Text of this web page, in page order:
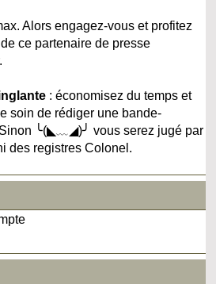
Alors engagez-vous et profitez
ce partenaire de presse
: économisez du temps et
soin de rédiger une bande-
╰(◣﹏◢)╯ vous serez jugé par
des registres Colonel.